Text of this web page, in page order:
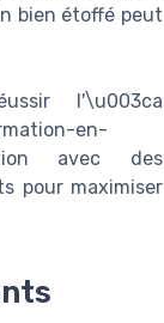
bien étoffé peut
l'\u003ca
en-
avec des
pour maximiser